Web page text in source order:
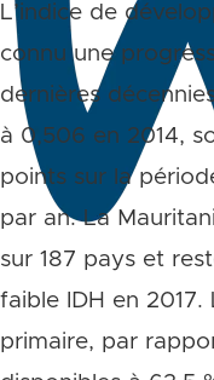
L’indice de
connu une
dernières
à 0,506 en 2014,
points sur la
par an. La
sur 187 pays et
faible IDH en 2017.
primaire, par